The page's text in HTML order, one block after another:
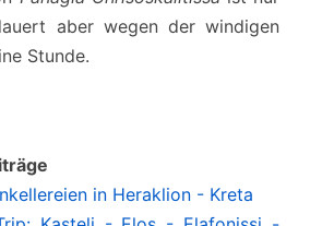
aber wegen der windigen
Stunde.
in Heraklion - Kreta